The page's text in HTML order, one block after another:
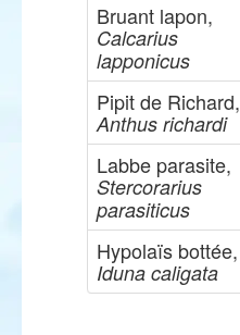
Bruant lapon,
Calcarius
lapponicus
Pipit de Richard,
Anthus richardi
Labbe parasite,
Stercorarius
parasiticus
Hypolaïs bottée,
Iduna caligata